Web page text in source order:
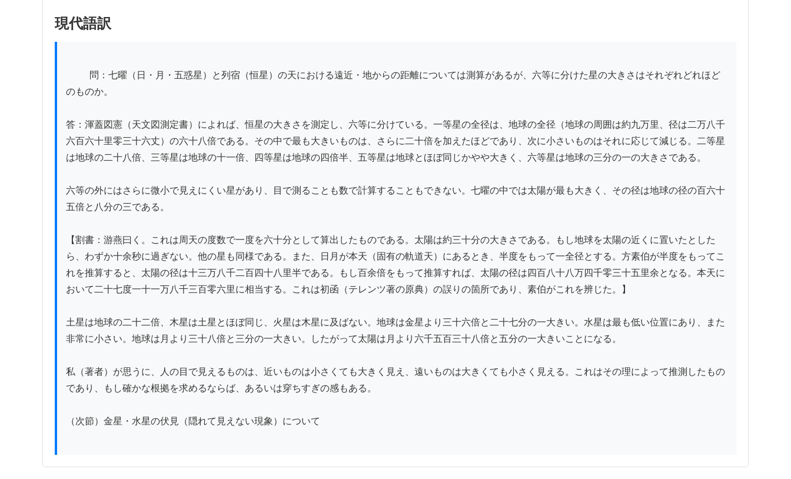
現代語訳
のものか。
答：渾蓋図憲（天文図測定書）によれば、恒星の大きさを測定し、六等に分けている。一等星の全径は、地球の全径（地球の周囲は約九万里、径は二万八千
六百六十里零三十六丈）の六十八倍である。その中で最も大きいものは、さらに二十倍を加えたほどであり、次に小さいものはそれに応じて減じる。二等星
は地球の二十八倍、三等星は地球の十一倍、四等星は地球の四倍半、五等星は地球とほぼ同じかやや大きく、六等星は地球の三分の一の大きさである。
六等の外にはさらに微小で見えにくい星があり、目で測ることも数で計算することもできない。七曜の中では太陽が最も大きく、その径は地球の径の百六十
五倍と八分の三である。
【割書：游燕曰く。これは周天の度数で一度を六十分として算出したものである。太陽は約三十分の大きさである。もし地球を太陽の近くに置いたとした
ら、わずか十余秒に過ぎない。他の星も同様である。また、日月が本天（固有の軌道天）にあるとき、半度をもって一全径とする。方素伯が半度をもってこ
れを推算すると、太陽の径は十三万八千二百四十八里半である。もし百余倍をもって推算すれば、太陽の径は四百八十八万四千零三十五里余となる。本天に
おいて二十七度一十一万八千三百零六里に相当する。これは初函（テレンツ著の原典）の誤りの箇所であり、素伯がこれを辨じた。】
土星は地球の二十二倍、木星は土星とほぼ同じ、火星は木星に及ばない。地球は金星より三十六倍と二十七分の一大きい。水星は最も低い位置にあり、また
非常に小さい。地球は月より三十八倍と三分の一大きい。したがって太陽は月より六千五百三十八倍と五分の一大きいことになる。
私（著者）が思うに、人の目で見えるものは、近いものは小さくても大きく見え、遠いものは大きくても小さく見える。これはその理によって推測したもの
であり、もし確かな根拠を求めるならば、あるいは穿ちすぎの感もある。
（次節）金星・水星の伏見（隠れて見えない現象）について